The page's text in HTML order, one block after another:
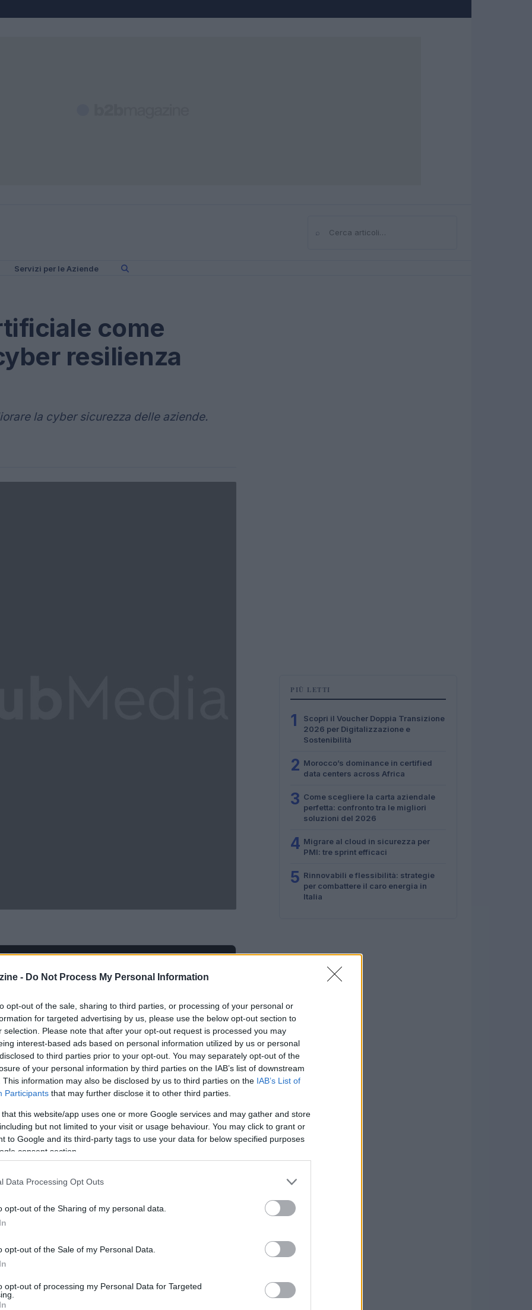
- Do Not Process My Personal Information
opt-out of the sale, sharing to third parties, or processing of your personal or
for targeted advertising by us, please use the below opt-out section to
selection. Please note that after your opt-out request is processed you may
interest-based ads based on personal information utilized by us or personal
to third parties prior to your opt-out. You may separately opt-out of the
of your personal information by third parties on the IAB’s list of downstream
This information may also be disclosed by us to third parties on the IAB’s List of
Participants that may further disclose it to other third parties.
that this website/app uses one or more Google services and may gather and store
but not limited to your visit or usage behaviour. You may click to grant or
to Google and its third-party tags to use your data for below specified purposes
consent section.
Data Processing Opt Outs
opt-out of the Sharing of my personal data.
opt-out of the Sale of my Personal Data.
opt-out of processing my Personal Data for Targeted
⌕Cerca
Servizi per le Aziende
come
resilienza
la cyber sicurezza delle aziende.
diventano sempre più sofisticati, le aziende si
precedenti. Ricordo quando, durante una
ci raccontò di come una singola violazione
organizzazione. È qui che entra in gioco
per le aziende che desiderano non
PIÙ LETTI
1
Scopri il Voucher Doppia Transizione
2026 per Digitalizzazione e
Sostenibilità
2 Morocco’s dominance in certified
data centers across Africa
3 Come scegliere la carta aziendale
perfetta: confronto tra le migliori
soluzioni del 2026
4 Migrare al cloud in sicurezza per
PMI: tre sprint efficaci
5 Rinnovabili e flessibilità: strategie
per combattere il caro energia in
Italia